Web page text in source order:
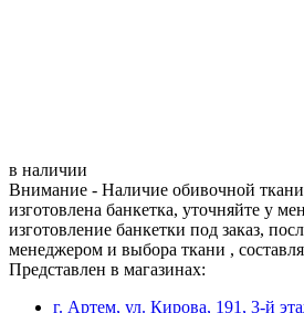
в наличии
Внимание - Наличие обивочной
изготовлена банкетка, уточняйте у
изготовление банкетки под заказ,
менеджером и выбора ткани ,
Представлен в магазинах:
г. Артем, ул. Кирова, 191, 3-й